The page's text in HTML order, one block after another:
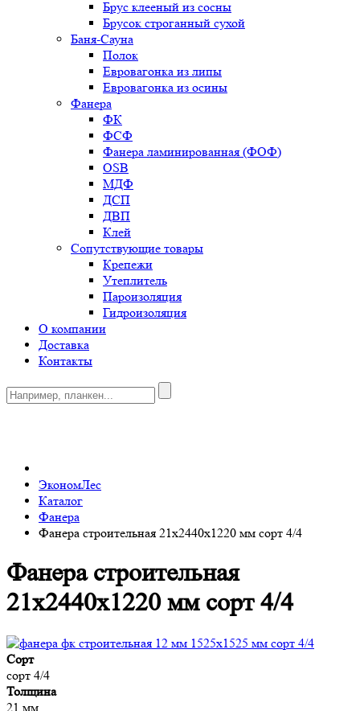
Брус клееный из сосны
Брусок строганный сухой
Баня-Сауна
Полок
Евровагонка из липы
Евровагонка из осины
Фанера
ФК
ФСФ
Фанера ламинированная (ФОФ)
OSB
МДФ
ДСП
ДВП
Клей
Сопутствующие товары
Крепежи
Утеплитель
Пароизоляция
Гидроизоляция
О компании
Доставка
Контакты
ЭкономЛес
Каталог
Фанера
Фанера строительная 21x2440x1220 мм сорт 4/4
Фанера строительная
21x2440x1220 мм сорт 4/4
Сорт
сорт 4/4
Толщина
21 мм